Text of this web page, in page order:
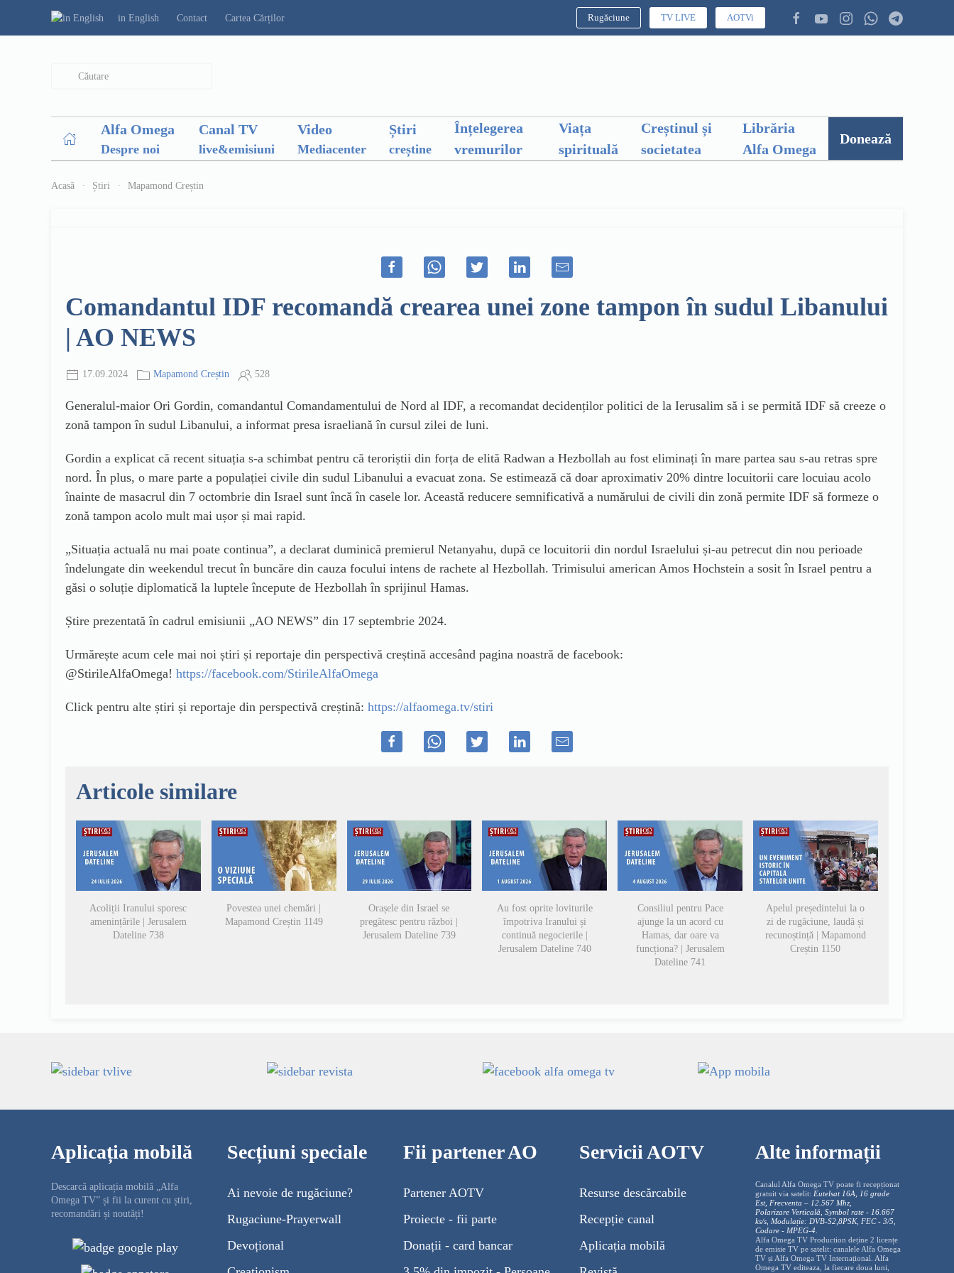
in English Contact Cartea Cărților Rugăciune TV LIVE AOTVi
Alfa Omega
Despre noi
Canal TV
live&emisiuni
Video
Mediacenter
Știri
creștine
Înțelegerea
vremurilor
Viața
spirituală
Creștinul și
societatea
Librăria
Alfa Omega
Donează
Acasă Știri Mapamond Creștin
Comandantul IDF recomandă crearea unei zone tampon în sudul Libanului
| AO NEWS
17.09.2024 Mapamond Creștin 528
Generalul-maior Ori Gordin, comandantul Comandamentului de Nord al IDF, a recomandat decidenților politici de la Ierusalim să i se permită IDF să creeze o
zonă tampon în sudul Libanului, a informat presa israeliană în cursul zilei de luni.
Gordin a explicat că recent situația s-a schimbat pentru că teroriștii din forța de elită Radwan a Hezbollah au fost eliminați în mare partea sau s-au retras spre
nord. În plus, o mare parte a populației civile din sudul Libanului a evacuat zona. Se estimează că doar aproximativ 20% dintre locuitorii care locuiau acolo
înainte de masacrul din 7 octombrie din Israel sunt încă în casele lor. Această reducere semnificativă a numărului de civili din zonă permite IDF să formeze o
zonă tampon acolo mult mai ușor și mai rapid.
„Situația actuală nu mai poate continua”, a declarat duminică premierul Netanyahu, după ce locuitorii din nordul Israelului și-au petrecut din nou perioade
îndelungate din weekendul trecut în buncăre din cauza focului intens de rachete al Hezbollah. Trimisului american Amos Hochstein a sosit în Israel pentru a
găsi o soluție diplomatică la luptele începute de Hezbollah în sprijinul Hamas.
Știre prezentată în cadrul emisiunii „AO NEWS” din 17 septembrie 2024.
Urmărește acum cele mai noi știri și reportaje din perspectivă creștină accesând pagina noastră de facebook:
@StirileAlfaOmega! https://facebook.com/StirileAlfaOmega
Click pentru alte știri și reportaje din perspectivă creștină: https://alfaomega.tv/stiri
Articole similare
Acoliții Iranului sporesc
amenințările | Jerusalem
Dateline 738
Povestea unei chemări |
Mapamond Creștin 1149
Orașele din Israel se
pregătesc pentru război |
Jerusalem Dateline 739
Au fost oprite loviturile
împotriva Iranului și
continuă negocierile |
Jerusalem Dateline 740
Consiliul pentru Pace
ajunge la un acord cu
Hamas, dar oare va
funcționa? | Jerusalem
Dateline 741
Apelul președintelui la o
zi de rugăciune, laudă și
recunoștință | Mapamond
Creștin 1150
Aplicația mobilă
Descarcă aplicația mobilă „Alfa
Omega TV” și fii la curent cu știri,
recomandări și noutăți!
Secțiuni speciale
Ai nevoie de rugăciune?
Rugaciune-Prayerwall
Devoțional
Fii partener AO
Partener AOTV
Proiecte - fii parte
Donații - card bancar
Servicii AOTV
Resurse descărcabile
Recepție canal
Aplicația mobilă
Alte informații
Canalul Alfa Omega TV poate fi recepționat
gratuit via satelit: Eutelsat 16A, 16 grade
Est, Frecventa – 12.567 Mhz,
Polarizare Verticală, Symbol rate - 16.667
ks/s, Modulație: DVB-S2,8PSK, FEC - 3/5,
Codare - MPEG-4
Alfa Omega TV Production deține 2 licențe
de emisie TV pe satelit: canalele Alfa Omega
TV și Alfa Omega TV Internațional. Alfa
Omega TV editeaza, la fiecare doua luni,